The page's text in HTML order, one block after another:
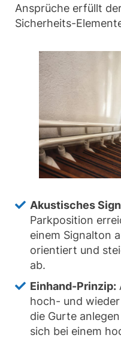
Ansprüche erfüllt
Sicherheits-
Akustisches
Parkposition
einem Signalton
orientiert und
ab.
Einhand-Prinzip:
hoch- und
die Gurte
sich bei einem